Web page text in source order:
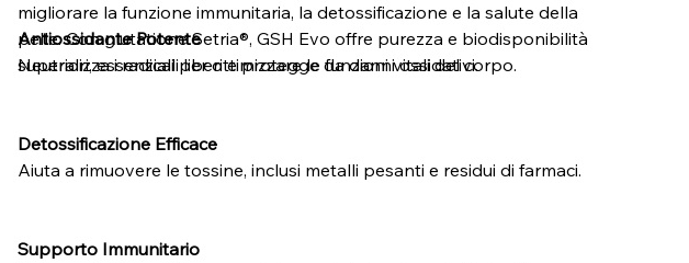
migliorare la funzione immunitaria, la detossificazione e la salute della
pelle. Con glutatione Setria®, GSH Evo offre purezza e biodisponibilità
superiori, essenziali per ottimizzare le funzioni vitali del corpo.
Antiossidante Potente
Neutralizza i radicali liberi e protegge da danni ossidativi.
Detossificazione Efficace
Aiuta a rimuovere le tossine, inclusi metalli pesanti e residui di farmaci.
Supporto Immunitario